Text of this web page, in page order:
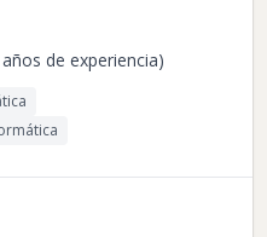
de experiencia)